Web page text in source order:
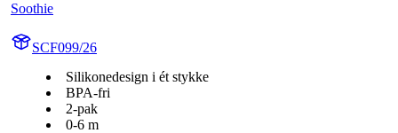
Soothie
SCF099/26
Silikonedesign i ét stykke
BPA-fri
2-pak
0-6 m